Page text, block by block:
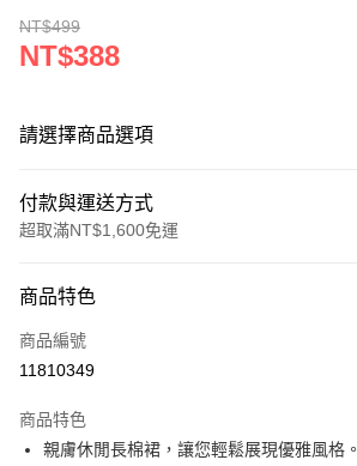
NT$499
NT$388
請選擇商品選項
付款與運送方式
超取滿NT$1,600免運
信用卡一次付款
超商取貨付款
Apple Pay
商品特色
商品編號
11810349
商品特色
親膚休閒長棉裙，讓您輕鬆展現優雅風格。